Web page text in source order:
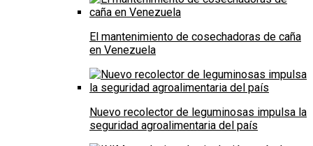
El mantenimiento de cosechadoras de caña
en Venezuela
Nuevo recolector de leguminosas impulsa la
seguridad agroalimentaria del país